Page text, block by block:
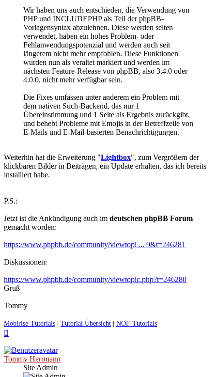
Wir haben uns auch entschieden, die Verwendung von
PHP und INCLUDEPHP als Teil der phpBB-
Vorlagensyntax abzulehnen. Diese werden selten
verwendet, haben ein hohes Problem- oder
Fehlanwendungspotenzial und werden auch seit
längerem nicht mehr empfohlen. Diese Funktionen
wurden nun als veraltet markiert und werden im
nächsten Feature-Release von phpBB, also 3.4.0 oder
4.0.0, nicht mehr verfügbar sein.
Die Fixes umfassen unter anderem ein Problem mit
dem nativen Such-Backend, das nur 1
Übereinstimmung und 1 Seite als Ergebnis zurückgibt,
und behebt Probleme mit Emojis in der Betreffzeile von
E-Mails und E-Mail-basierten Benachrichtigungen.
Weiterhin hat die Erweiterung "Lightbox", zum Vergrößern der
klickbaren Bilder in Beiträgen, ein Update erhalten, das ich bereits
installiert habe.
P.S.:
Jetzt ist die Ankündigung auch im deutschen phpBB Forum
gemacht worden:
https://www.phpbb.de/community/viewtopi ... 9&t=246281
Diskussionen:
https://www.phpbb.de/community/viewtopic.php?t=246280
Gruß
Tommy
Mobirise-Tutorials Tutorial Übersicht NOF-Tutorials
Tommy Herrmann
Site Admin